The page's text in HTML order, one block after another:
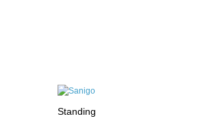
Standing